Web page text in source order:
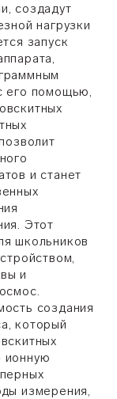
создадут
нагрузки
запуск
его помощью,
и станет
Этот
школьников
и
создания
который
ионную
измерения,